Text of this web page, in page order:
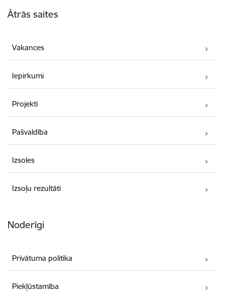
Ātrās saites
Vakances
Iepirkumi
Projekti
Pašvaldība
Izsoles
Izsoļu rezultāti
Noderīgi
Privātuma politika
Piekļūstamība